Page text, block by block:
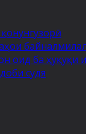
оид ба ҳуқуқи
судя